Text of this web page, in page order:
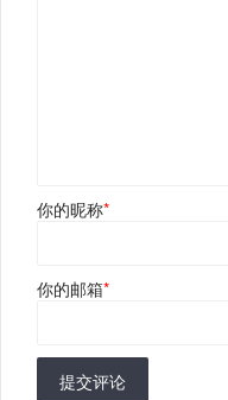
你的昵称*
你的邮箱*
提交评论